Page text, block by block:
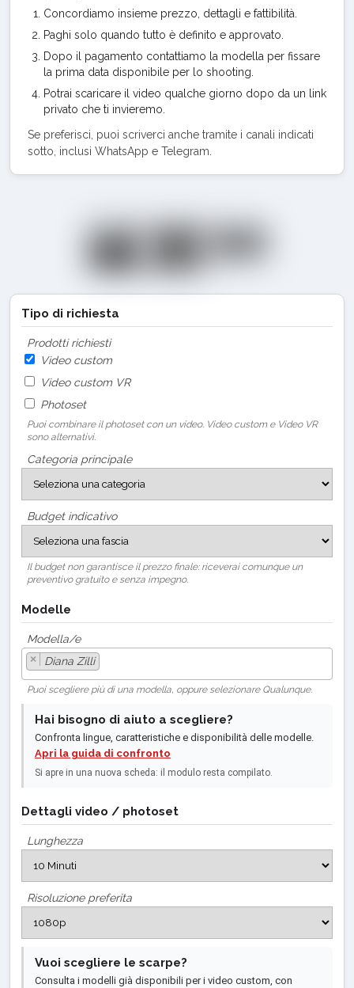
Concordiamo insieme prezzo, dettagli e fattibilità.
Paghi solo quando tutto è definito e approvato.
Dopo il pagamento contattiamo la modella per fissare
la prima data disponibile per lo shooting.
Potrai scaricare il video qualche giorno dopo da un link
privato che ti invieremo.
Se preferisci, puoi scriverci anche tramite i canali indicati
sotto, inclusi WhatsApp e Telegram.
Tipo di richiesta
Prodotti richiesti
Video custom
Video custom VR
Photoset
Puoi combinare il photoset con un video. Video custom e Video VR
sono alternativi.
Categoria principale
Budget indicativo
Il budget non garantisce il prezzo finale: riceverai comunque un
preventivo gratuito e senza impegno.
Modelle
Modella/e
×
Diana Zilli
Puoi scegliere più di una modella, oppure selezionare Qualunque.
Hai bisogno di aiuto a scegliere?
Confronta lingue, caratteristiche e disponibilità delle modelle.
Apri la guida di confronto
Si apre in una nuova scheda: il modulo resta compilato.
Dettagli video / photoset
Lunghezza
Risoluzione preferita
Vuoi scegliere le scarpe?
Consulta i modelli già disponibili per i video custom, con